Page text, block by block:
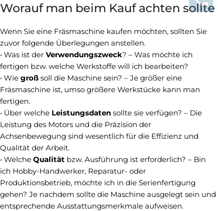
Worauf man beim Kauf achten sollte
Wenn Sie eine Fräsmaschine kaufen möchten, sollten Sie
zuvor folgende Überlegungen anstellen.
• Was ist der Verwendungszweck? – Was möchte ich
fertigen bzw. welche Werkstoffe will ich bearbeiten?
• Wie groß soll die Maschine sein? – Je größer eine
Fräsmaschine ist, umso größere Werkstücke kann man
fertigen.
• Über welche Leistungsdaten sollte sie verfügen? – Die
Leistung des Motors und die Präzision der
Achsenbewegung sind wesentlich für die Effizienz und
Qualität der Arbeit.
• Welche Qualität bzw. Ausführung ist erforderlich? – Bin
ich Hobby-Handwerker, Reparatur- oder
Produktionsbetrieb, möchte ich in die Serienfertigung
gehen? Je nachdem sollte die Maschine ausgelegt sein und
entsprechende Ausstattungsmerkmale aufweisen.